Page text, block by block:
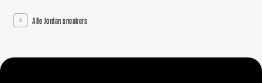
Alle Jordan sneakers